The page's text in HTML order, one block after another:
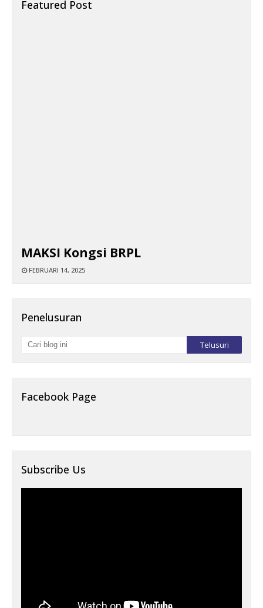
Featured Post
MAKSI Kongsi BRPL
FEBRUARI 14, 2025
Penelusuran
Facebook Page
Subscribe Us